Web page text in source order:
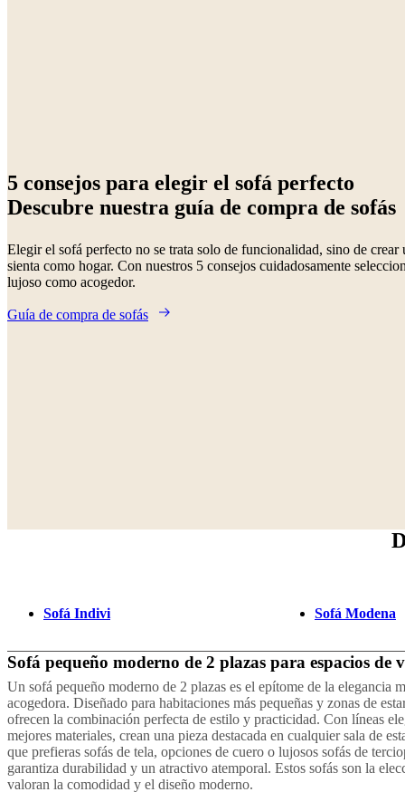
5 consejos para elegir el sofá perfecto
Descubre nuestra guía de compra de sofás
Elegir el sofá perfecto no se trata solo de funcionalidad, sino de crear
sienta como hogar. Con nuestros 5 consejos cuidadosamente
lujoso como acogedor.
Guía de compra de sofás
Sofá Indivi Sofá Modena
Sofá pequeño moderno de 2 plazas para espacios de
Un sofá pequeño moderno de 2 plazas es el epítome de la elegancia
acogedora. Diseñado para habitaciones más pequeñas y zonas de
ofrecen la combinación perfecta de estilo y practicidad. Con líneas
mejores materiales, crean una pieza destacada en cualquier sala de
que prefieras sofás de tela, opciones de cuero o lujosos sofás de
garantiza durabilidad y un atractivo atemporal. Estos sofás son la
valoran la comodidad y el diseño moderno.